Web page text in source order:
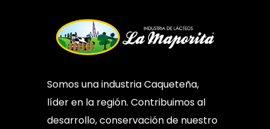
Somos una industria Caqueteña,
líder en la región. Contribuimos al
desarrollo, conservación de nuestro